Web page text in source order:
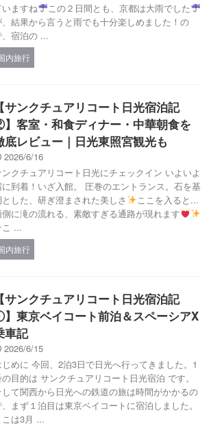
ますね
この２日間とも、京都は大雨でした
、結果から言うと雨でも十分楽しめました！の
、宿泊の ...
内旅行
【サンクチュアリコート日光宿泊記
客室・和食ディナー・中華朝食を
底レビュー｜日光東照宮観光も
2026/6/16
クチュアリコート日光にチェックイン いよいよ
到着！いざ入館。 圧巻のエントランス。石を基
した、研ぎ澄まされた美しさ
ここを入ると...
側に滝の流れる、素敵すぎる通路が現れます
こ ...
内旅行
【サンクチュアリコート日光宿泊記
東京ベイコート前泊＆スペーシアX
車記
2026/6/15
じめに 今回、2泊3日で日光へ行ってきました。1
目的は サンクチュアリコート日光宿泊 です。
して関西から日光への鉄道の旅は時間がかかるの
、まず１泊目は東京ベイコートに宿泊しました。
こは3月 ...